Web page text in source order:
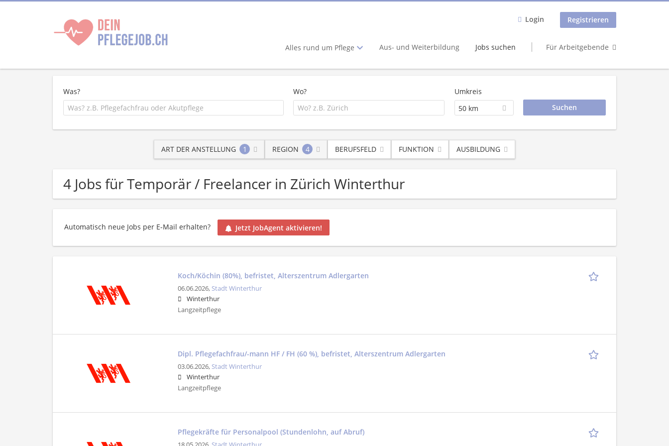
Login Registrieren
Alles rund um Pflege Aus- und Weiterbildung Jobs suchen Für Arbeitgebende
Was? Wo?
Umkreis
50 km
ART DER ANSTELLUNG 1 REGION 4 BERUFSFELD FUNKTION AUSBILDUNG
4 Jobs für Temporär / Freelancer in Zürich Winterthur
Automatisch neue Jobs per E-Mail erhalten? Jetzt JobAgent aktivieren!
Koch/Köchin (80%), befristet, Alterszentrum Adlergarten
06.06.2026, Stadt Winterthur
Winterthur
Langzeitpflege
Dipl. Pflegefachfrau/-mann HF / FH (60 %), befristet, Alterszentrum Adlergarten
03.06.2026, Stadt Winterthur
Winterthur
Langzeitpflege
Pflegekräfte für Personalpool (Stundenlohn, auf Abruf)